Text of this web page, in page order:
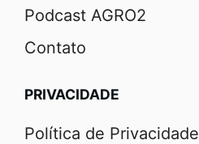
Podcast AGRO2
Contato
PRIVACIDADE
Política de Privacidade